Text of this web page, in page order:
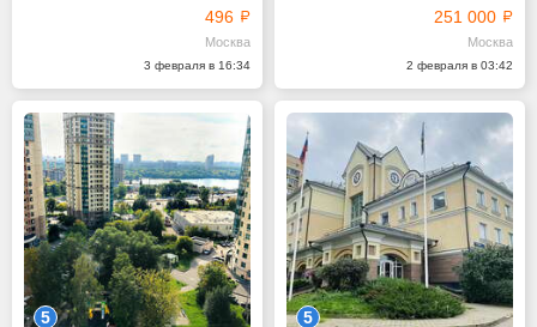
496
Москва
3 февраля в 16:34
251 000
Москва
2 февраля в 03:42
5 5